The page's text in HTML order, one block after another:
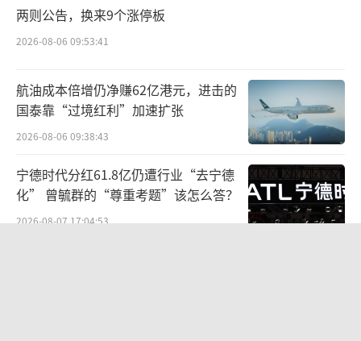
而国联电子长期专注汽车连接器、车载线
束研发生产，主要产品包括摄像头线束及后盖
州联滔电子等，终端配套车企包括比亚迪、零
跑、小米等。
并购完成后，信音电子将统筹整合双方产
品、技术研发、客户渠道及上下游供应链资
源，填补自身在汽车线束领域的技术空白，全
两则公告，换来9个涨停板
2026-08-06 09:53:41
航油成本倍增仍净赚62亿港元，进击的
国泰靠“过境红利”加速扩张
2026-08-06 09:38:43
宁德时代分红61.8亿仍遭行业“去宁德
化” 曾毓群的“尊重考题”该怎么答？
2026-08-07 17:04:53